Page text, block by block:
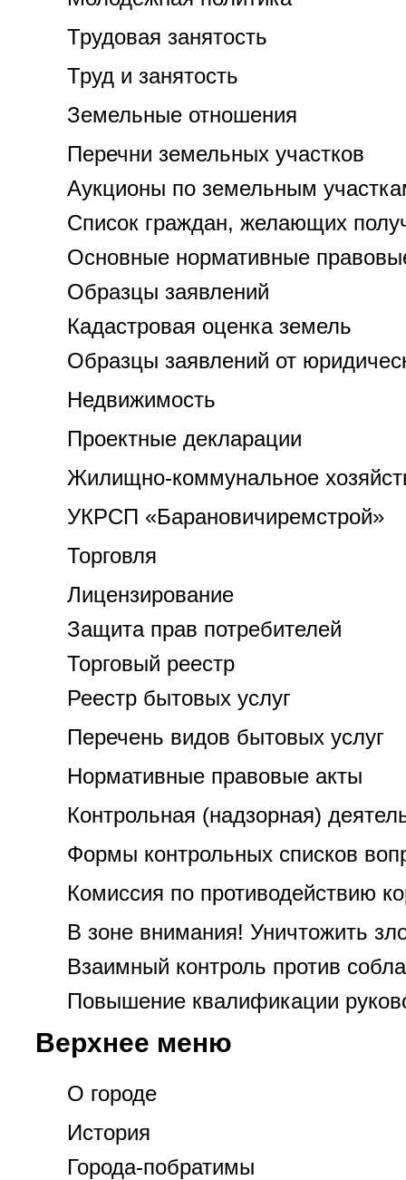
Трудовая занятость
Труд и занятость
Земельные отношения
Перечни земельных участков
Аукционы по земельным
Список граждан, желающих
Основные нормативные
Образцы заявлений
Кадастровая оценка земель
Образцы заявлений от
Недвижимость
Проектные декларации
Жилищно-коммунальное
УКРСП «Барановичиремстрой»
Торговля
Лицензирование
Защита прав потребителей
Торговый реестр
Реестр бытовых услуг
Перечень видов бытовых услуг
Нормативные правовые акты
Контрольная (надзорная)
Формы контрольных списков
Комиссия по противодействию
В зоне внимания! Уничтожить
Взаимный контроль против
Повышение квалификации
Верхнее меню
О городе
История
Города-побратимы